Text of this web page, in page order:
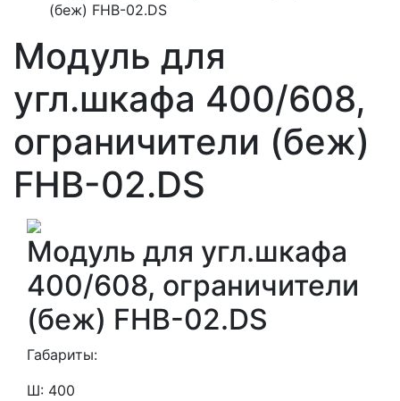
(беж) FHB-02.DS
Модуль для
угл.шкафа 400/608,
ограничители (беж)
FHB-02.DS
Модуль для угл.шкафа
400/608, ограничители
(беж) FHB-02.DS
Габариты:
Ш: 400